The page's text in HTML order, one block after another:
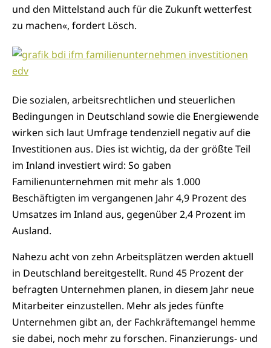
und den Mittelstand auch für die Zukunft wetterfest
zu machen«, fordert Lösch.
Die sozialen, arbeitsrechtlichen und steuerlichen
Bedingungen in Deutschland sowie die Energiewende
wirken sich laut Umfrage tendenziell negativ auf die
Investitionen aus. Dies ist wichtig, da der größte Teil
im Inland investiert wird: So gaben
Familienunternehmen mit mehr als 1.000
Beschäftigten im vergangenen Jahr 4,9 Prozent des
Umsatzes im Inland aus, gegenüber 2,4 Prozent im
Ausland.
Nahezu acht von zehn Arbeitsplätzen werden aktuell
in Deutschland bereitgestellt. Rund 45 Prozent der
befragten Unternehmen planen, in diesem Jahr neue
Mitarbeiter einzustellen. Mehr als jedes fünfte
Unternehmen gibt an, der Fachkräftemangel hemme
sie dabei, noch mehr zu forschen. Finanzierungs- und